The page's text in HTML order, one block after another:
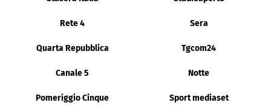
Rete 4 Sera
Quarta Repubblica Tgcom24
Canale 5 Notte
Pomeriggio Cinque Sport mediaset